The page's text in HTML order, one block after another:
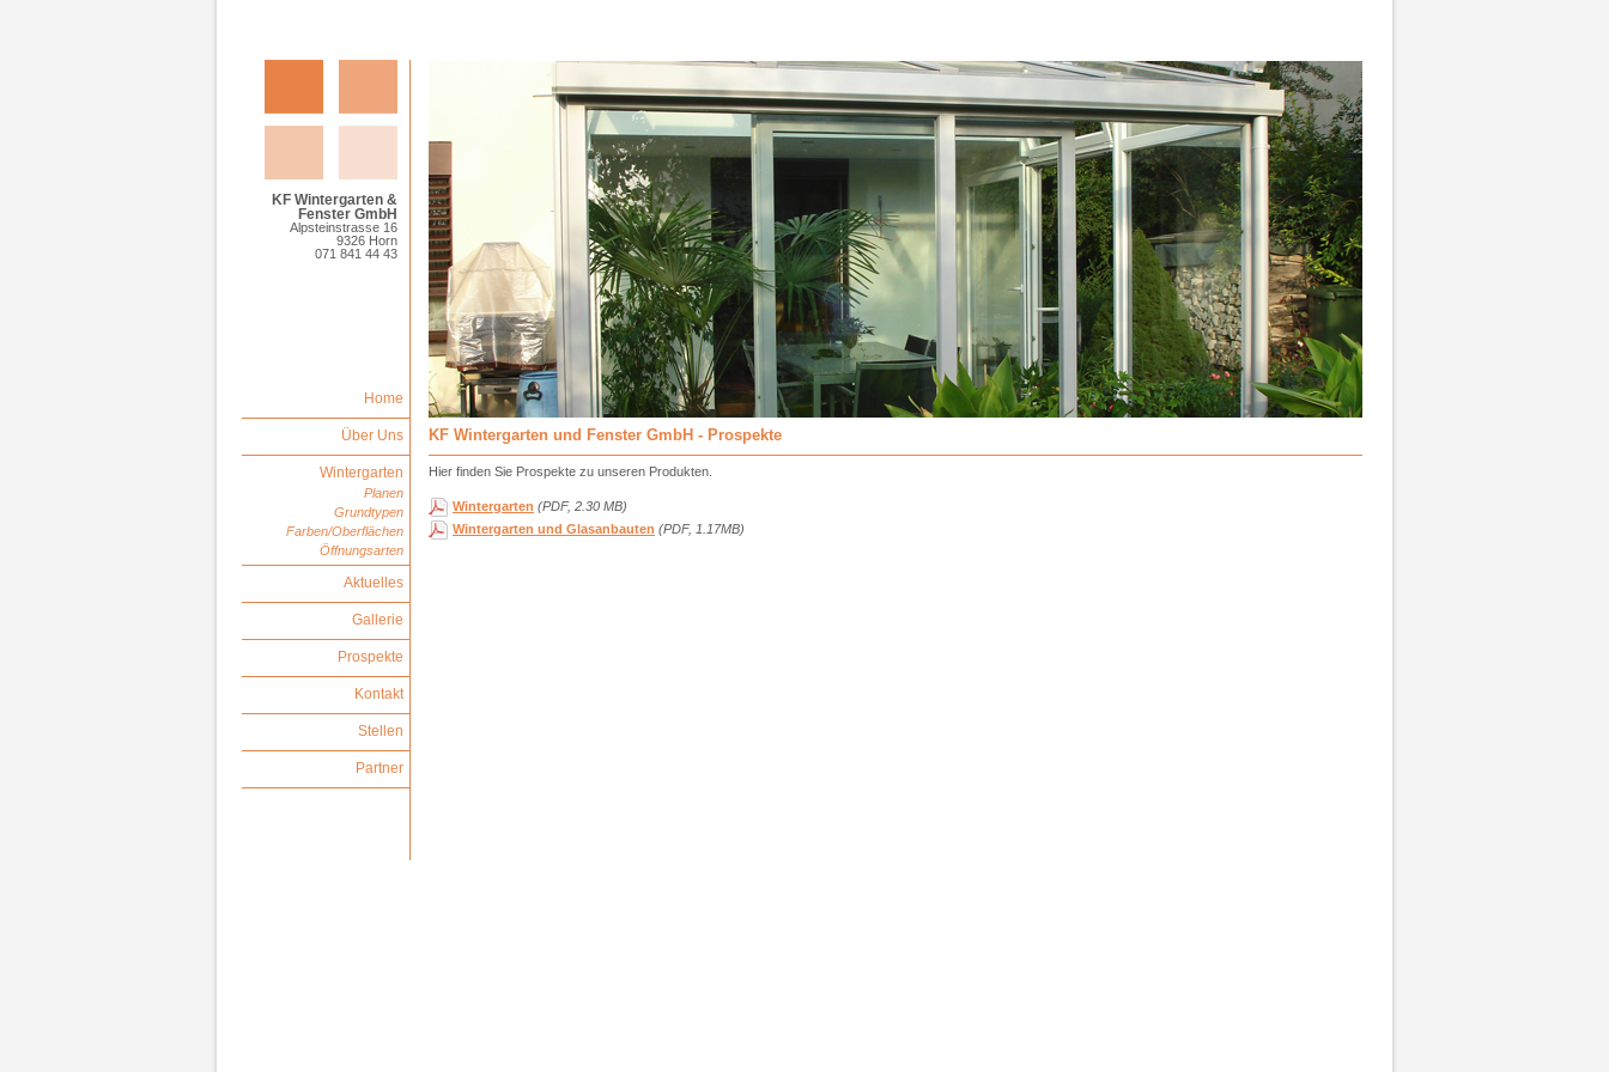
KF Wintergarten &
Fenster GmbH
Alpsteinstrasse 16
9326 Horn
071 841 44 43
Home
Über Uns
Wintergarten
Planen
Grundtypen
Farben/Oberflächen
Öffnungsarten
Aktuelles
Gallerie
Prospekte
Kontakt
Stellen
Partner
KF Wintergarten und Fenster GmbH - Prospekte
Hier finden Sie Prospekte zu unseren Produkten.
Wintergarten (PDF, 2.30 MB)
Wintergarten und Glasanbauten (PDF, 1.17MB)